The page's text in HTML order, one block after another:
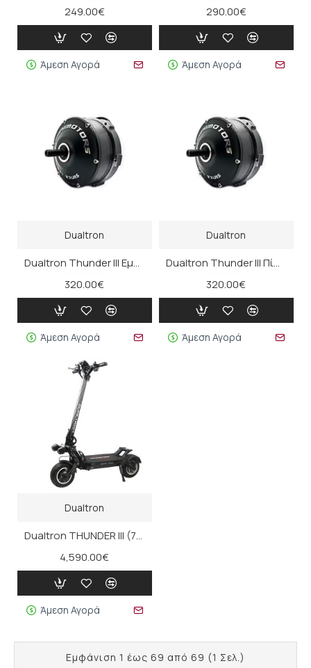
249.00€
Άμεση Αγορά
290.00€
Άμεση Αγορά
Dualtron
Dualtron Thunder III Εμπρός Μοτέρ
320.00€
Άμεση Αγορά
Dualtron
Dualtron Thunder III Πίσω Μοτέρ
320.00€
Άμεση Αγορά
Dualtron
Dualtron THUNDER III (72V, 40Ah)
4,590.00€
Άμεση Αγορά
Εμφάνιση 1 έως 69 από 69 (1 Σελ.)